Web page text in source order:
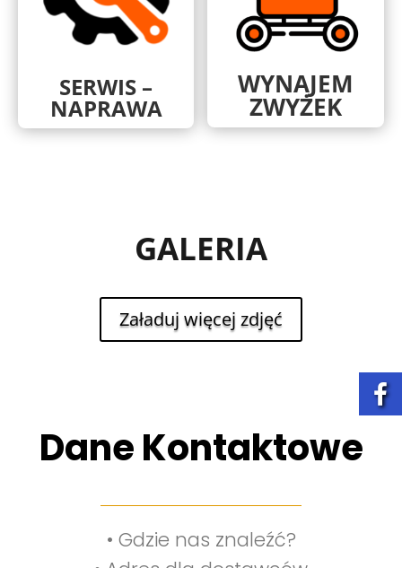
SERWIS –
NAPRAWA
WYNAJEM
ZWYŻEK
GALERIA
Załaduj więcej zdjęć
Dane Kontaktowe
• Gdzie nas znaleźć?